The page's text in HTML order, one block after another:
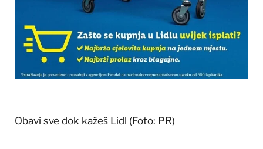
Obavi sve dok kažeš Lidl (Foto: PR)